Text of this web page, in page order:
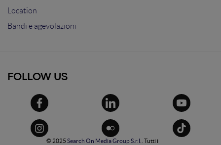
Location
Bandi e agevolazioni
FOLLOW US
© 2025 Search On Media Group S.r.l. . Tutti i